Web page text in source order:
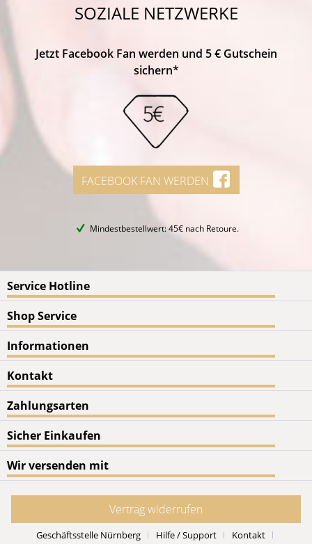
SOZIALE NETZWERKE
Jetzt Facebook Fan werden und 5 € Gutschein
sichern*
FACEBOOK FAN WERDEN
Mindestbestellwert: 45€ nach Retoure.
Service Hotline
Shop Service
Informationen
Kontakt
Zahlungsarten
Sicher Einkaufen
Wir versenden mit
Vertrag widerrufen
Geschäftsstelle Nürnberg Hilfe / Support Kontakt